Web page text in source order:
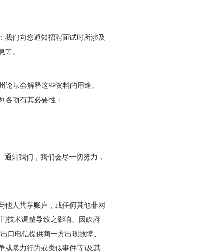
我们向您通知招聘面试时所涉及
等。
坛会解释这些资料的用途。
各项有其必要性：
知我们，我们会尽一切努力，
他人共享账户，或任何其他非网
技术调整导致之影响、因政府
口电信提供商一方出现故障、
或暴力行为或类似事件等)及其